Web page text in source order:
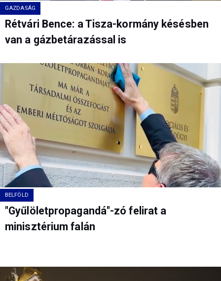
GAZDASÁG
Rétvári Bence: a Tisza-kormány késésben
van a gázbetárazással is
BELFÖLD
"Gyűlöletpropagandá"-zó felirat a
minisztérium falán